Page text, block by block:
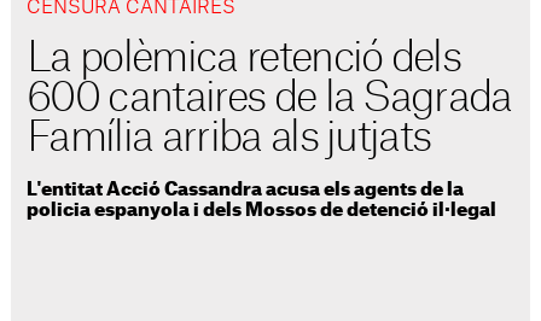
CENSURA CANTAIRES
La polèmica retenció dels
600 cantaires de la Sagrada
Família arriba als jutjats
L'entitat Acció Cassandra acusa els agents de la
policia espanyola i dels Mossos de detenció il·legal